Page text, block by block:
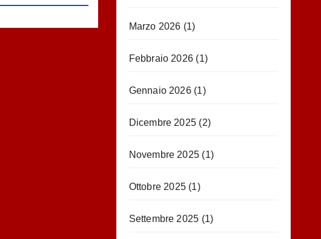
Marzo 2026 (1)
Febbraio 2026 (1)
Gennaio 2026(1)
Dicembre 2025 (2)
Novembre 2025 (1)
Ottobre 2025(1)
Settembre 2025 (1)